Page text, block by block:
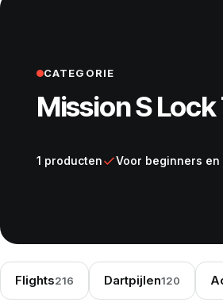
CATEGORIE
Mission S
1 producten Voor beginners
Flights216 Dartpijlen120